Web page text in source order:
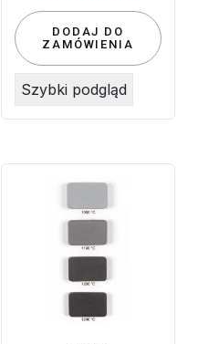
DODAJ DO
ZAMÓWIENIA
Szybki podgląd